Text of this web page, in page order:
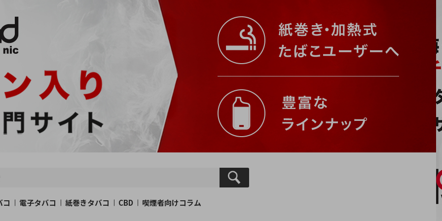
コ 電子タバコ 紙巻きタバコ CBD 喫煙者向けコラム